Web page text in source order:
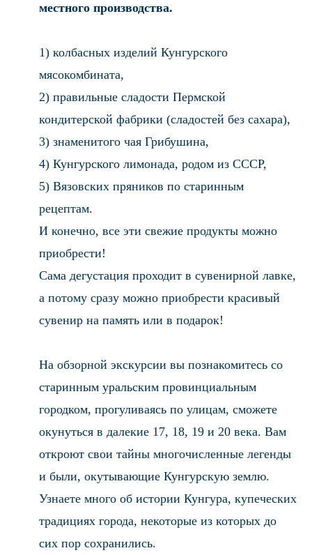
местного производства.
1) колбасных изделий Кунгурского
мясокомбината,
2) правильные сладости Пермской
кондитерской фабрики (сладостей без сахара),
3) знаменитого чая Грибушина,
4) Кунгурского лимонада, родом из СССР,
5) Вязовских пряников по старинным
рецептам.
И конечно, все эти свежие продукты можно
приобрести!
Сама дегустация проходит в сувенирной лавке,
а потому сразу можно приобрести красивый
сувенир на память или в подарок!
На обзорной экскурсии вы познакомитесь со
старинным уральским провинциальным
городком, прогуливаясь по улицам, сможете
окунуться в далекие 17, 18, 19 и 20 века. Вам
откроют свои тайны многочисленные легенды
и были, окутывающие Кунгурскую землю.
Узнаете много об истории Кунгура, купеческих
традициях города, некоторые из которых до
сих пор сохранились.